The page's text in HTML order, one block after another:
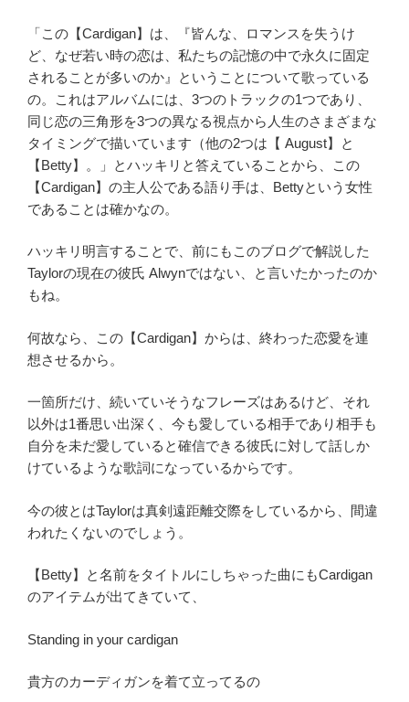
「この【Cardigan】は、『皆んな、ロマンスを失うけ
ど、なぜ若い時の恋は、私たちの記憶の中で永久に固定
されることが多いのか』ということについて歌っている
の。これはアルバムには、3つのトラックの1つであり、
同じ恋の三角形を3つの異なる視点から人生のさまざまな
タイミングで描いています（他の2つは【 August】と
【Betty】。」とハッキリと答えていることから、この
【Cardigan】の主人公である語り手は、Bettyという女性
であることは確かなの。
ハッキリ明言することで、前にもこのブログで解説した
Taylorの現在の彼氏 Alwynではない、と言いたかったのか
もね。
何故なら、この【Cardigan】からは、終わった恋愛を連
想させるから。
一箇所だけ、続いていそうなフレーズはあるけど、それ
以外は1番思い出深く、今も愛している相手であり相手も
自分を未だ愛していると確信できる彼氏に対して話しか
けているような歌詞になっているからです。
今の彼とはTaylorは真剣遠距離交際をしているから、間違
われたくないのでしょう。
【Betty】と名前をタイトルにしちゃった曲にもCardigan
のアイテムが出てきていて、
Standing in your cardigan
貴方のカーディガンを着て立ってるの